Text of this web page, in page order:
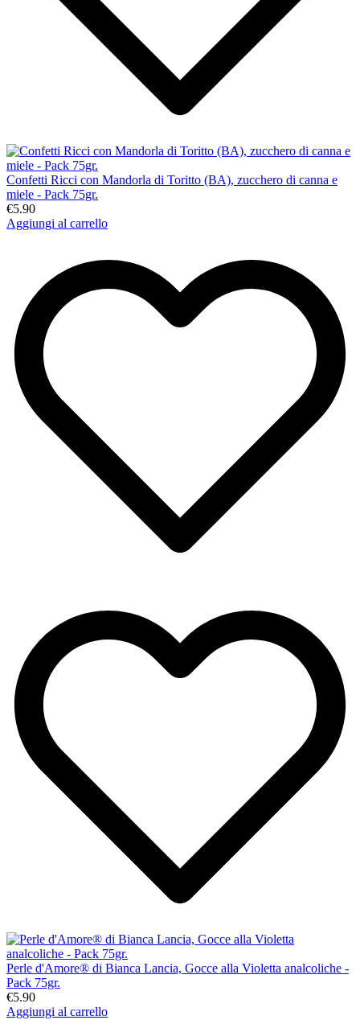
Confetti Ricci con Mandorla di Toritto (BA), zucchero di canna e
miele - Pack 75gr.
€5.90
Aggiungi al carrello
Perle d'Amore® di Bianca Lancia, Gocce alla Violetta analcoliche -
Pack 75gr.
€5.90
Aggiungi al carrello